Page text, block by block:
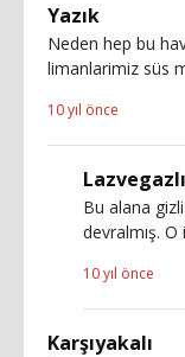
Yazık
Neden hep bu
limanlarimiz süs
10 yıl önce
Lazvegazlı
Bu alana
devralmış.
10 yıl önce
Karşıyakalı